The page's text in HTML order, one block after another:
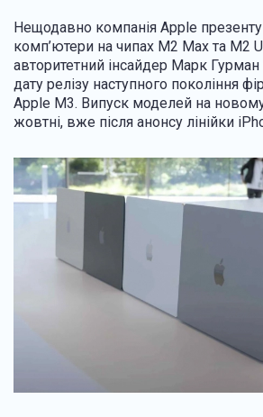
Нещодавно компанія Apple
комп’ютери на чипах M2 Max та M2
авторитетний інсайдер Марк
дату релізу наступного покоління
Apple M3. Випуск моделей на новому
жовтні, вже після анонсу лінійки